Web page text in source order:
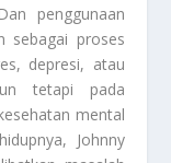
penggunaan
sebagai proses
depresi, atau
tetapi pada
mental
Johnny